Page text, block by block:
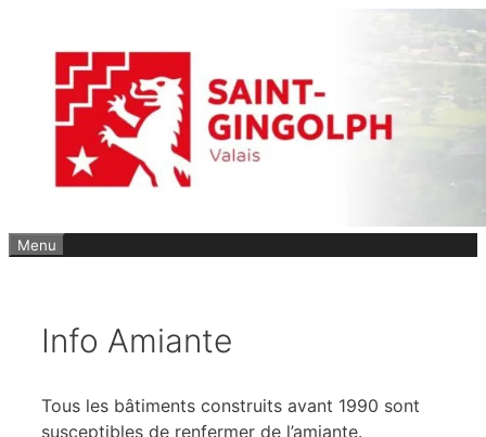
contenu
Menu
Info Amiante
Tous les bâtiments construits avant 1990 sont
susceptibles de renfermer de l’amiante.